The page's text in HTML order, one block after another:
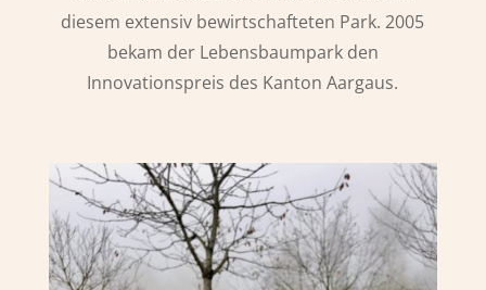
diesem extensiv bewirtschafteten Park. 2005
bekam der Lebensbaumpark den
Innovationspreis des Kanton Aargaus.